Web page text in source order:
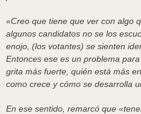
«Creo que tiene que ver con algo
algunos candidatos no se los
enojo, (los votantes) se sienten
Entonces ese es un problema
grita más fuerte, quién está más
como crece y cómo se desarrolla
En ese sentido, remarcó que